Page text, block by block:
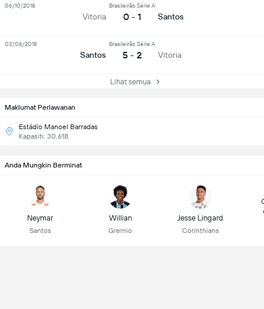
Maklumat Perlawanan
Estádio Manoel Barradas
Kapasiti: 30,618
Vitoria
Brasileirão Série A
0 - 1 Santos
06/10/2018
Santos
Brasileirão Série A
5 - 2 Vitoria
03/06/2018
Lihat semua
Anda Mungkin Berminat
Neymar
Santos
Willian
Gremio
Jesse Lingard
Corinthians